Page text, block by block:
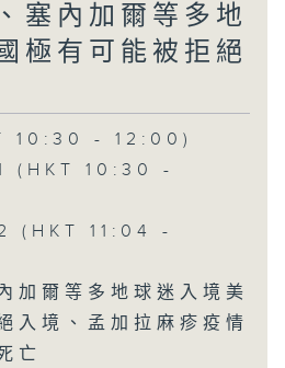
塞內加爾等多地
極有可能被拒絕
10:30 - 12:00)
(HKT 10:30 -
(HKT 11:04 -
加爾等多地球迷入境美
入境、孟加拉麻疹疫情
亡